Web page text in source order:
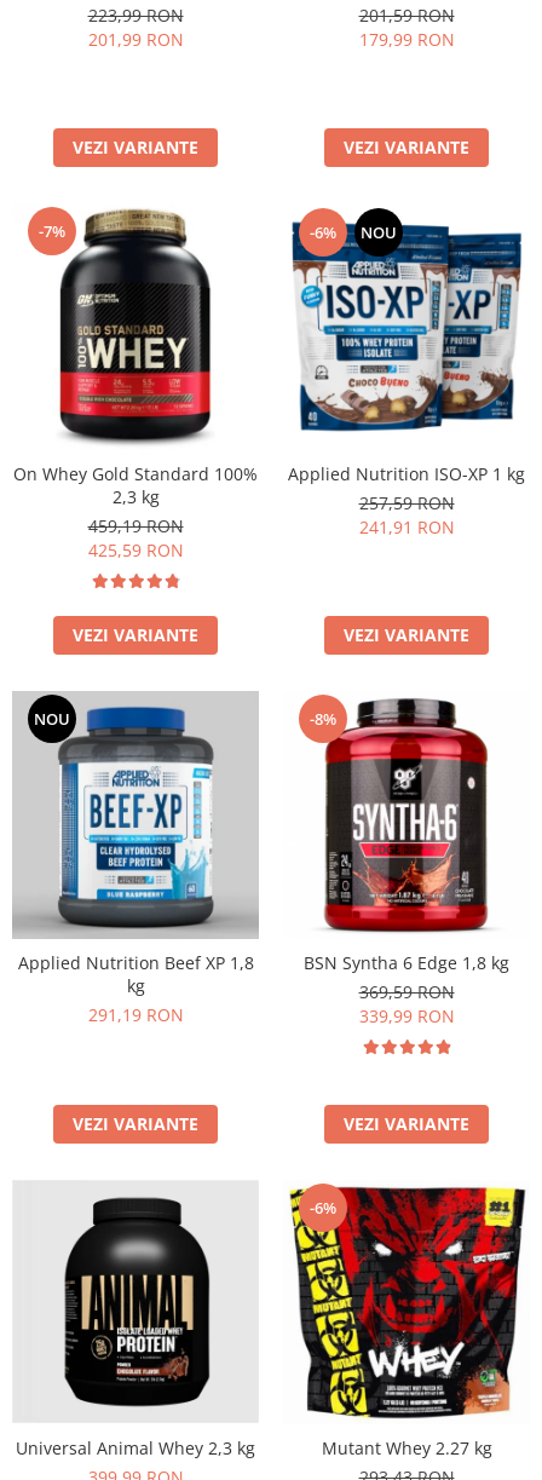
223,99 RON
201,99 RON
VEZI VARIANTE
201,59 RON
179,99 RON
VEZI VARIANTE
-7%
On Whey Gold Standard 100%
2,3 kg
459,19 RON
425,59 RON
VEZI VARIANTE
-6% NOU
Applied Nutrition ISO-XP 1 kg
257,59 RON
241,91 RON
VEZI VARIANTE
NOU
Applied Nutrition Beef XP 1,8
kg
291,19 RON
VEZI VARIANTE
-8%
BSN Syntha 6 Edge 1,8 kg
369,59 RON
339,99 RON
VEZI VARIANTE
Universal Animal Whey 2,3 kg
-6%
Mutant Whey 2.27 kg